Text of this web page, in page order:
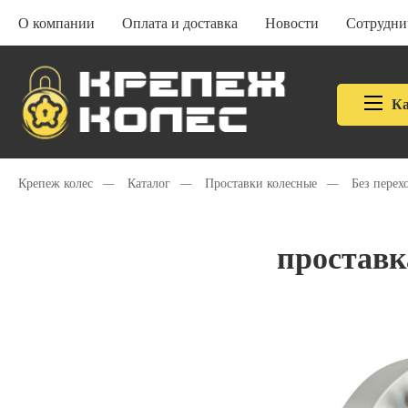
О компании Оплата и доставка Новости
Крепеж колес — Каталог — Проставки колесные — Без